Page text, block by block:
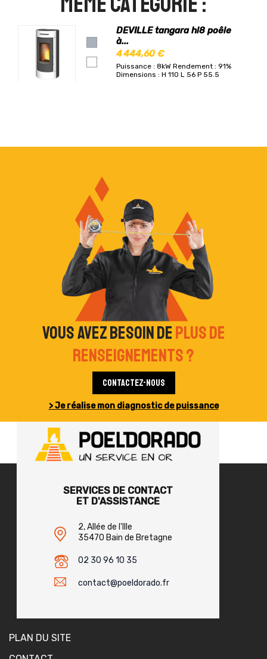
DEVILLE tangara hl8 poêle
à...
4 444,60 €
Puissance : 8kW Rendement : 91%
Dimensions : H 110 L 56 P 55.5
Vous avez besoin deplus de
renseignements ?
Contactez-nous
> Je réalise mon diagnostic de puissance
SERVICES DE CONTACT
ET D'ASSISTANCE
2, Allée de l'Ille
35470 Bain de Bretagne
02 30 96 10 35
contact@poeldorado.fr
PLAN DU SITE